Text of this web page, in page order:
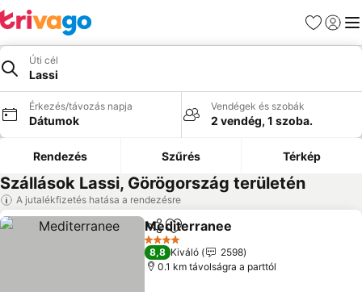
Kedvencek
Úti cél
Lassi
Érkezés/távozás napja
Dátumok
Vendégek és szobák
2 vendég, 1 szoba.
Rendezés Szűrés Térkép
Szállások Lassi, Görögország területén
A jutalékfizetés hatása a rendezésre
Megosztás
Hozzáadás a kedvencekhez
Mediterranee
4 Kategória
8,8 Kiváló
2598
0.1 km távolságra a parttól